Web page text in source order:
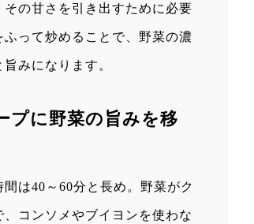
の甘さを引き出すために必要
って炒めることで、野菜の濃
みになります。
プに野菜の旨みを移
は40～60分と長め。野菜がク
コンソメやブイヨンを使わな